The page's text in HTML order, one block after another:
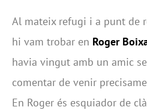
Al mateix refugi i a punt de
hi vam trobar en Roger
havia vingut amb un amic
comentar de venir
En Roger és esquiador de